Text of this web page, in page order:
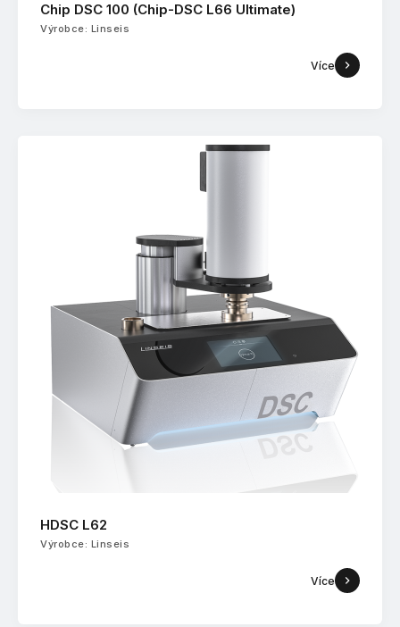
Chip DSC 100 (Chip-DSC L66 Ultimate)
Výrobce: Linseis
Více
HDSC L62
Výrobce: Linseis
Více